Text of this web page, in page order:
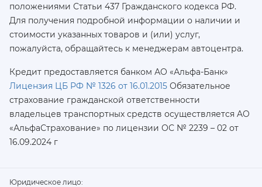
положениями Статьи 437 Гражданского кодекса РФ.
Для получения подробной информации о наличии и
стоимости указанных товаров и (или) услуг,
пожалуйста, обращайтесь к менеджерам автоцентра.
Кредит предоставляется банком АО «Альфа-Банк»
Лицензия ЦБ РФ № 1326 от 16.01.2015 Обязательное
страхование гражданской ответственности
владельцев транспортных средств осуществляется AO
«АльфаСтрахование» по лицензии ОС № 2239 – 02 от
16.09.2024 г
Юридическое лицо: